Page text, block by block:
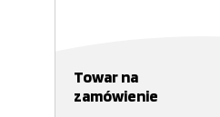
Towar na
zamówienie